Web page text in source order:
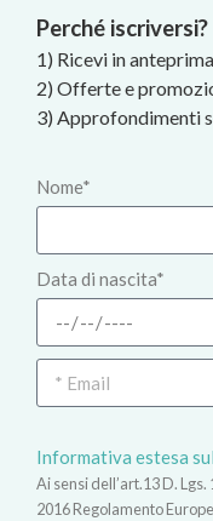
Perché
1) Ricevi in
2) Offerte e
3) Approfondimenti
Nome*
Data di nascita*
Informativa estesa
Ai sensi dell’art.13 D.
2016 Regolamento